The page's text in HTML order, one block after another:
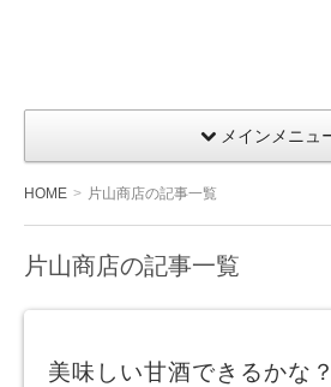
メインメニュ
HOME 片山商店の記事一覧
片山商店の記事一覧
美味しい甘酒できるかな